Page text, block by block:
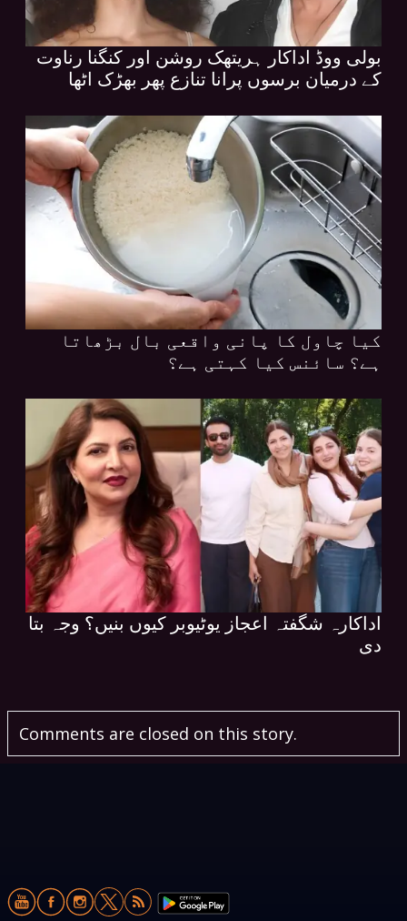
بولی ووڈ اداکار ہریتھک روشن اور کنگنا رناوت
کے درمیان برسوں پرانا تنازع پھر بھڑک اٹھا
کیا چاول کا پانی واقعی بال بڑھاتا
ہے؟ سائنس کیا کہتی ہے؟
اداکارہ شگفتہ اعجاز یوٹیوبر کیوں بنیں؟ وجہ بتا
دی
Comments are closed on this story.